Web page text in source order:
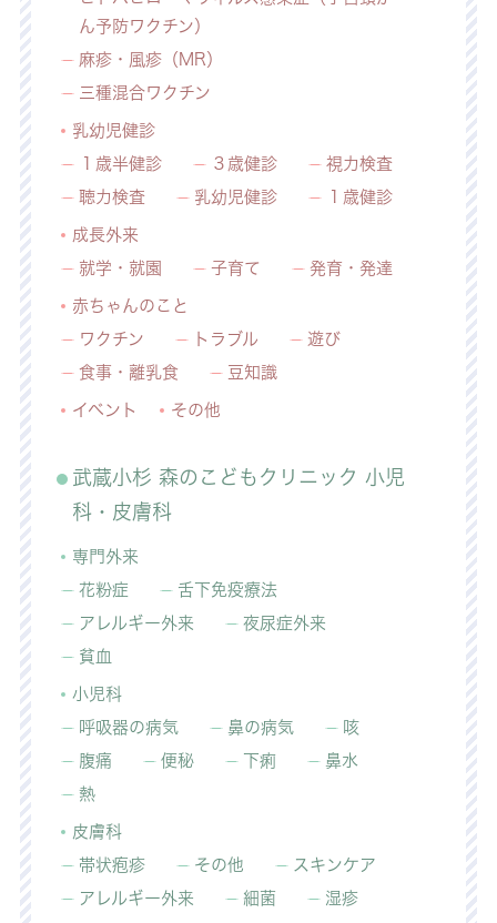
ん予防ワクチン）
麻疹・風疹（MR）
三種混合ワクチン
乳幼児健診
１歳半健診
３歳健診
視力検査
聴力検査
乳幼児健診 １歳健診
成長外来
就学・就園
子育て 発育・発達
赤ちゃんのこと
ワクチン
トラブル
遊び
食事・離乳食
豆知識
イベント その他
武蔵小杉 森のこどもクリニック 小児
科・皮膚科
専門外来
花粉症
舌下免疫療法
アレルギー外来
夜尿症外来
貧血
小児科
呼吸器の病気
鼻の病気
咳
腹痛
便秘 下痢
鼻水
熱
皮膚科
帯状疱疹
その他
スキンケア
アレルギー外来
細菌 湿疹